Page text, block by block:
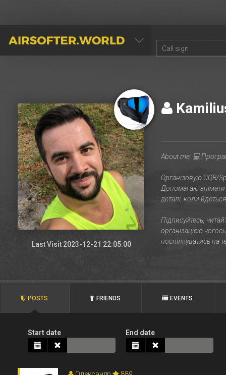
AIRSOFTER.WORLD
Last Visit 2023-12-21 22:05:00
POSTS FRIENDS EVENTS
Start date End date